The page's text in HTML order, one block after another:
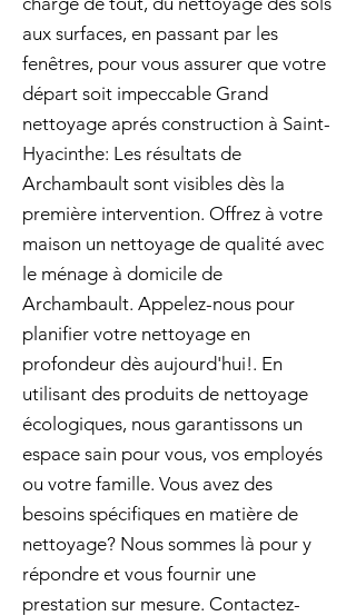
aux surfaces, en passant par les
fenêtres, pour vous assurer que votre
départ soit impeccable Grand
nettoyage aprés construction à Saint-
Hyacinthe: Les résultats de
Archambault sont visibles dès la
première intervention. Offrez à votre
maison un nettoyage de qualité avec
le ménage à domicile de
Archambault. Appelez-nous pour
planifier votre nettoyage en
profondeur dès aujourd'hui!. En
utilisant des produits de nettoyage
écologiques, nous garantissons un
espace sain pour vous, vos employés
ou votre famille. Vous avez des
besoins spécifiques en matière de
nettoyage? Nous sommes là pour y
répondre et vous fournir une
prestation sur mesure. Contactez-